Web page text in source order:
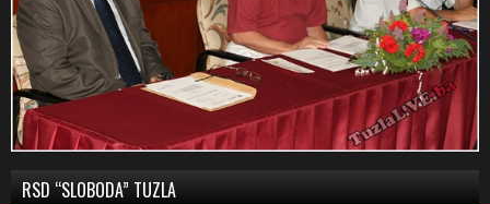
RSD “SLOBODA” TUZLA